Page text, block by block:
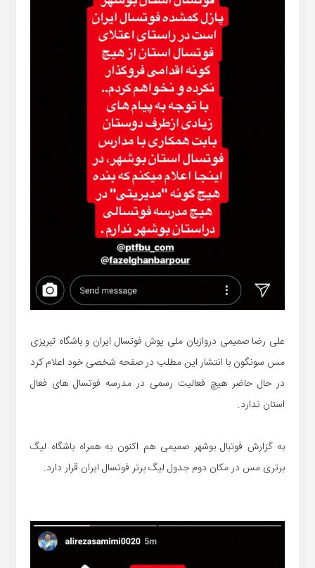
علی رضا صمیمی دروازبان ملی پوش فوتسال ایران و باشگاه تبریزی
مس سونگون با انتشار این مطلب در صفحه شخصی خود اعلام کرد
در حال حاضر هیچ فعالیت رسمی در مدرسه فوتسال های فعال
استان ندارد.
به گزارش فوتبال بوشهر صمیمی هم اکنون به همراه باشگاه لیگ
برتری مس در مکان دوم جدول لیگ برتر فوتسال ایران قرار دارد.